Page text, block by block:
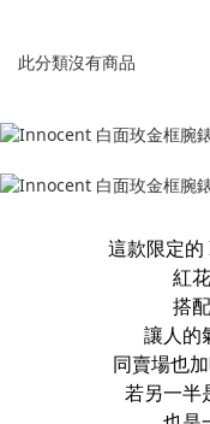
此分類沒有商品
這款限定的
紅
搭
讓人的
同賣場也
若另一半